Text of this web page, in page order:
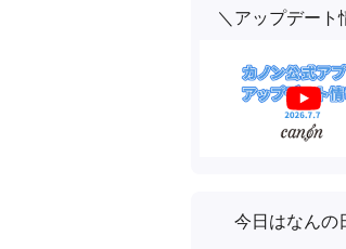
＼アップデート
今日はなんの